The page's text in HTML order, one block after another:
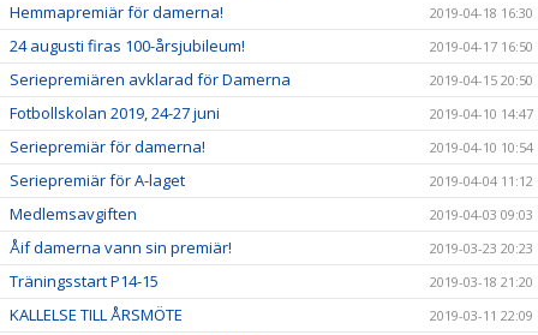
Hemmapremiär för damerna! 2019-04-18 16:30
24 augusti firas 100-årsjubileum! 2019-04-17 16:50
Seriepremiären avklarad för Damerna 2019-04-15 20:50
Fotbollskolan 2019, 24-27 juni 2019-04-10 14:47
Seriepremiär för damerna! 2019-04-10 10:54
Seriepremiär för A-laget 2019-04-04 11:12
Medlemsavgiften 2019-04-03 09:03
Åif damerna vann sin premiär! 2019-03-23 20:23
Träningsstart P14-15 2019-03-18 21:20
KALLELSE TILL ÅRSMÖTE 2019-03-11 22:09